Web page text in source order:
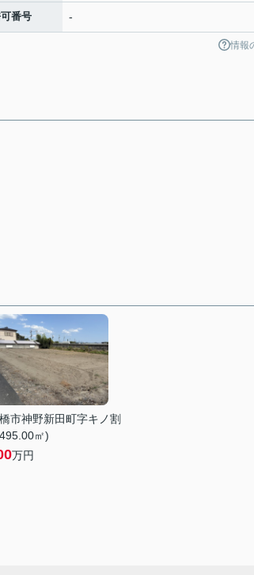
番号 -
情報
市神野新田町字キノ割
㎡)
万円